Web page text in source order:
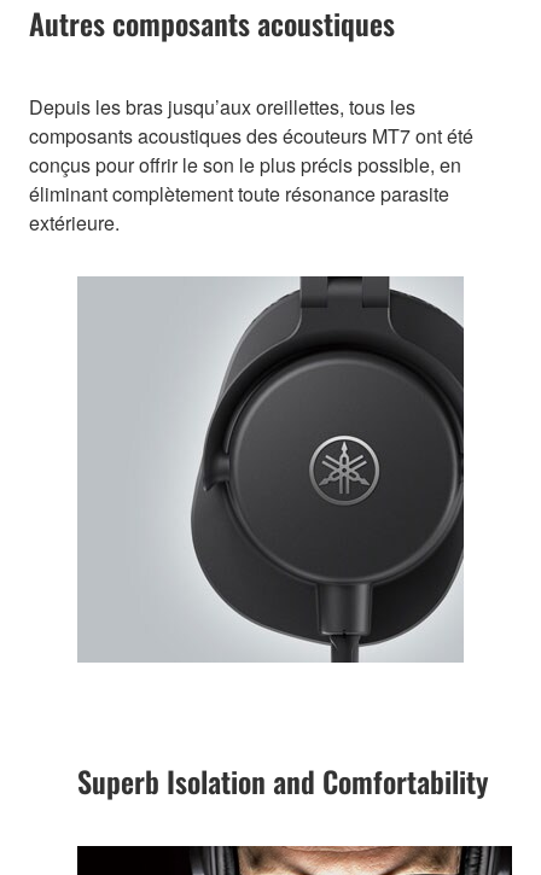
Autres composants acoustiques
Depuis les bras jusqu’aux oreillettes, tous les
composants acoustiques des écouteurs MT7 ont été
conçus pour offrir le son le plus précis possible, en
éliminant complètement toute résonance parasite
extérieure.
Superb Isolation and Comfortability